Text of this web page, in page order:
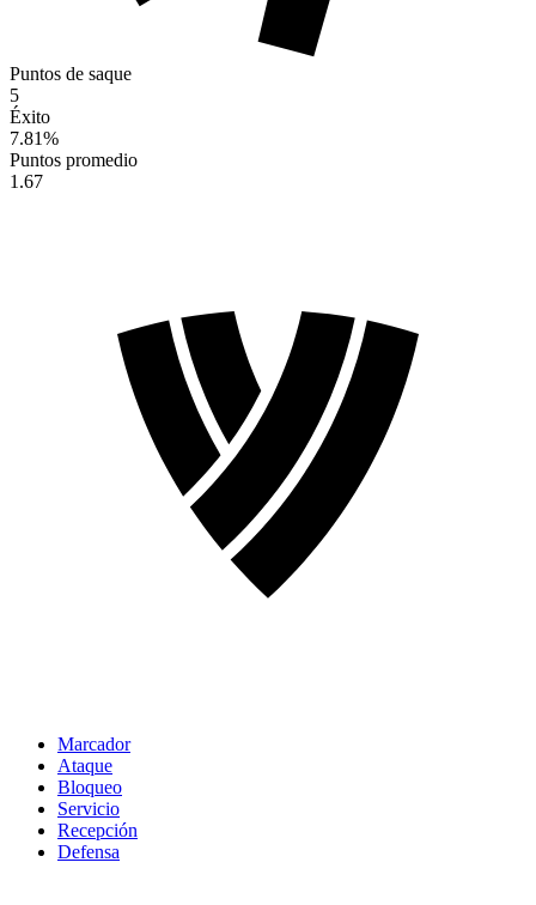
Puntos de saque
5
Éxito
7.81%
Puntos promedio
1.67
Marcador
Ataque
Bloqueo
Servicio
Recepción
Defensa